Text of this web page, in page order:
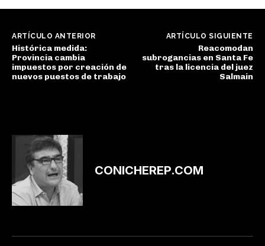
ARTÍCULO ANTERIOR
Histórica medida:
Provincia cambia
impuestos por creación de
nuevos puestos de trabajo
ARTÍCULO SIGUIENTE
Reacomodan
subrogancias en Santa Fe
tras la licencia del juez
Salmain
CONICHEREP.COM